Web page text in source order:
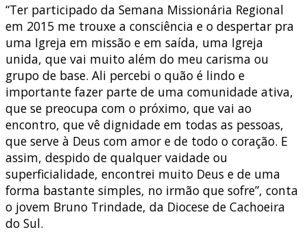
“Ter participado da Semana Missionária Regional
em 2015 me trouxe a consciência e o despertar pra
uma Igreja em missão e em saída, uma Igreja
unida, que vai muito além do meu carisma ou
grupo de base. Ali percebi o quão é lindo e
importante fazer parte de uma comunidade ativa,
que se preocupa com o próximo, que vai ao
encontro, que vê dignidade em todas as pessoas,
que serve à Deus com amor e de todo o coração. E
assim, despido de qualquer vaidade ou
superficialidade, encontrei muito Deus e de uma
forma bastante simples, no irmão que sofre”, conta
o jovem Bruno Trindade, da Diocese de Cachoeira
do Sul.